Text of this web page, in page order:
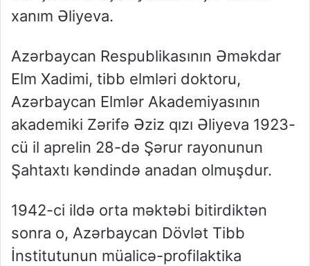
xanım Əliyeva.
Azərbaycan Respublikasının Əməkdar
Elm Xadimi, tibb elmləri doktoru,
Azərbaycan Elmlər Akademiyasının
akademiki Zərifə Əziz qızı Əliyeva 1923-
cü il aprelin 28-də Şərur rayonunun
Şahtaxtı kəndində anadan olmuşdur.
1942-ci ildə orta məktəbi bitirdiktən
sonra o, Azərbaycan Dövlət Tibb
İnstitutunun müalicə-profilaktika